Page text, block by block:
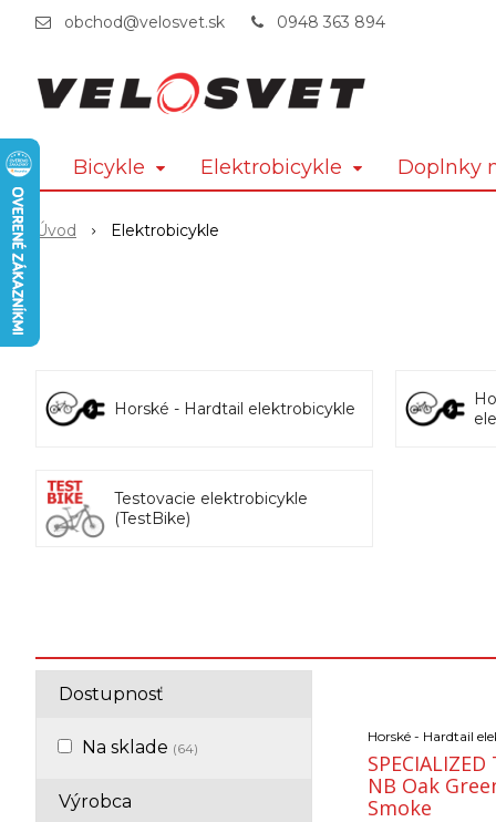
obchod@velosvet.sk 0948 363 894
Bicykle Elektrobicykle Doplnky
Úvod Elektrobicykle
Horské - Hardtail elektrobicykle
Testovacie elektrobicykle
(TestBike)
Dostupnosť
Na sklade (64)
Výrobca
Horské - Hardtail
NB Oak
Smoke